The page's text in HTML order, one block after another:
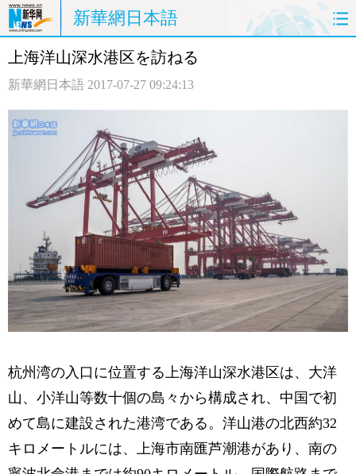
新華網日本語
ホームページ 政治
観光 評論
中日対訳
上海洋山深水港区を訪ねる
新華網日本語 2017-07-27 09:24:13
杭州湾の入口に位置する上海洋山深水港区は、大洋
山、小洋山等数十個の島々から構成され、中国で初
めて島に建設された港湾である。洋山港の北西約32
キロメートルには、上海市南匯芦潮港があり、南の